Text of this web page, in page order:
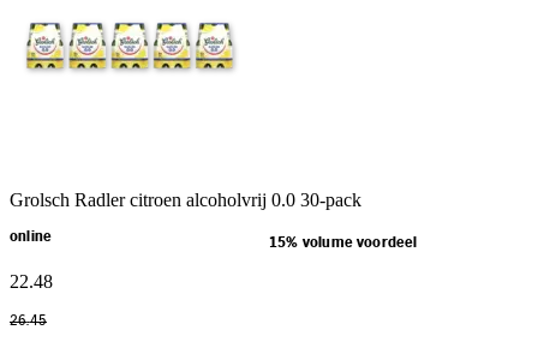
Grolsch Radler citroen alcoholvrij 0.0 30-pack
online 15% volume voordeel
22.48
26.45